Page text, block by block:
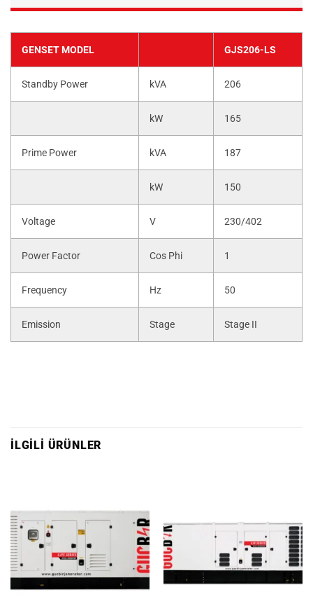
GENSET MODEL GJS206-LS
Standby Power kVA 206
kW 165
Prime Power kVA 187
kW 150
Voltage V 230/402
Power Factor Cos Phi 1
Frequency Hz 50
Emission Stage Stage II
İLGILI ÜRÜNLER